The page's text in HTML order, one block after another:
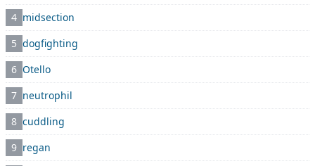
4 midsection
5 dogfighting
6 Otello
7 neutrophil
8 cuddling
9 regan